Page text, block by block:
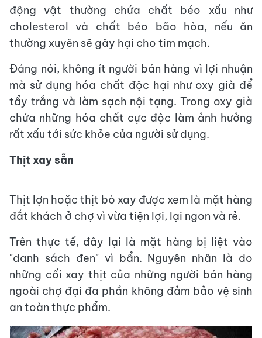
động vật thường chứa chất béo xấu như
cholesterol và chất béo bão hòa, nếu ăn
thường xuyên sẽ gây hại cho tim mạch.
Đáng nói, không ít người bán hàng vì lợi nhuận
mà sử dụng hóa chất độc hại như oxy già để
tẩy trắng và làm sạch nội tạng. Trong oxy già
chứa những hóa chất cực độc làm ảnh hưởng
rất xấu tới sức khỏe của người sử dụng.
Thịt xay sẵn
Thịt lợn hoặc thịt bò xay được xem là mặt hàng
đắt khách ở chợ vì vừa tiện lợi, lại ngon và rẻ.
Trên thực tế, đây lại là mặt hàng bị liệt vào
"danh sách đen" vì bẩn. Nguyên nhân là do
những cối xay thịt của những người bán hàng
ngoài chợ đại đa phần không đảm bảo vệ sinh
an toàn thực phẩm.